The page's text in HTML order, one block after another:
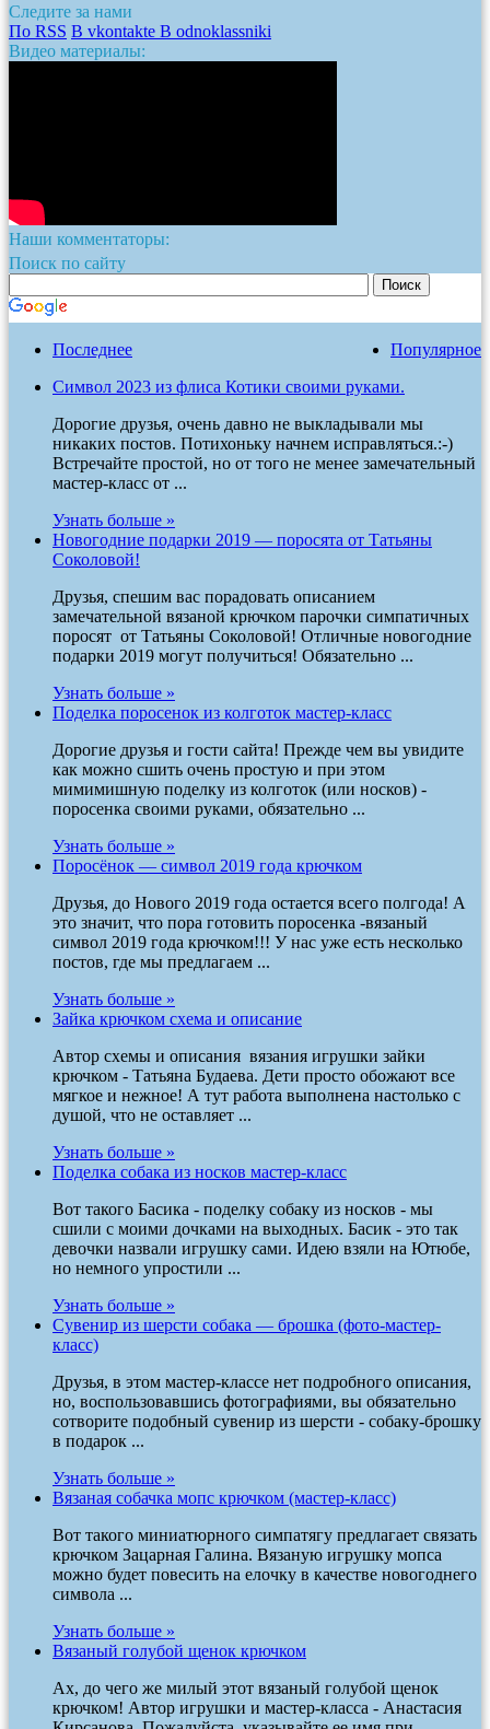
Следите за нами
По RSS В vkontakte В odnoklassniki
Видео материалы:
Наши комментаторы:
Поиск по сайту
Популярное
Последнее
Символ 2023 из флиса Котики своими руками.
Дорогие друзья, очень давно не выкладывали мы
никаких постов. Потихоньку начнем исправляться.:-)
Встречайте простой, но от того не менее замечательный
мастер-класс от ...
Узнать больше »
Новогодние подарки 2019 — поросята от Татьяны
Соколовой!
Друзья, спешим вас порадовать описанием
замечательной вязаной крючком парочки симпатичных
поросят от Татьяны Соколовой! Отличные новогодние
подарки 2019 могут получиться! Обязательно ...
Узнать больше »
Поделка поросенок из колготок мастер-класс
Дорогие друзья и гости сайта! Прежде чем вы увидите
как можно сшить очень простую и при этом
мимимишную поделку из колготок (или носков) -
поросенка своими руками, обязательно ...
Узнать больше »
Поросёнок — символ 2019 года крючком
Друзья, до Нового 2019 года остается всего полгода! А
это значит, что пора готовить поросенка -вязаный
символ 2019 года крючком!!! У нас уже есть несколько
постов, где мы предлагаем ...
Узнать больше »
Зайка крючком схема и описание
Автор схемы и описания вязания игрушки зайки
крючком - Татьяна Будаева. Дети просто обожают все
мягкое и нежное! А тут работа выполнена настолько с
душой, что не оставляет ...
Узнать больше »
Поделка собака из носков мастер-класс
Вот такого Басика - поделку собаку из носков - мы
сшили с моими дочками на выходных. Басик - это так
девочки назвали игрушку сами. Идею взяли на Ютюбе,
но немного упростили ...
Узнать больше »
Сувенир из шерсти собака — брошка (фото-мастер-
класс)
Друзья, в этом мастер-классе нет подробного описания,
но, воспользовавшись фотографиями, вы обязательно
сотворите подобный сувенир из шерсти - собаку-брошку
в подарок ...
Узнать больше »
Вязаная собачка мопс крючком (мастер-класс)
Вот такого миниатюрного симпатягу предлагает связать
крючком Зацарная Галина. Вязаную игрушку мопса
можно будет повесить на елочку в качестве новогоднего
символа ...
Узнать больше »
Вязаный голубой щенок крючком
Ах, до чего же милый этот вязаный голубой щенок
крючком! Автор игрушки и мастер-класса - Анастасия